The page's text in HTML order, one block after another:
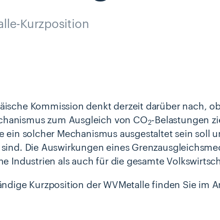
Kurzposition
Kommission denkt derzeit darüber nach,
zum Ausgleich von CO2-Belastungen
ein solcher Mechanismus ausgestaltet sein soll
Die Auswirkungen eines
Industrien als auch für die gesamte
Kurzposition der WVMetalle finden Sie im